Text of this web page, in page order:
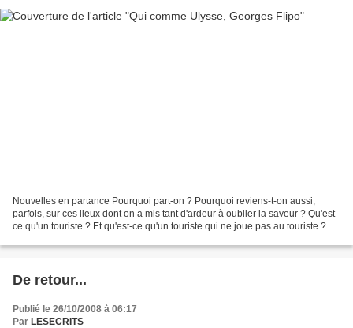
Nouvelles en partance Pourquoi part-on ? Pourquoi reviens-t-on aussi,
parfois, sur ces lieux dont on a mis tant d'ardeur à oublier la saveur ? Qu'est-
ce qu'un touriste ? Et qu'est-ce qu'un touriste qui ne joue pas au touriste ?
De retour...
Publié le 26/10/2008 à 06:17
Par LESECRITS